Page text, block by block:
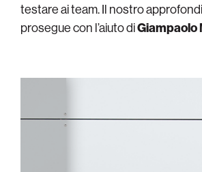
testare ai team. Il nostro
prosegue con l’aiuto diGiampaolo